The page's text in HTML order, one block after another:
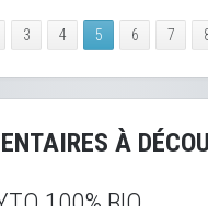
3 4 5 6 7
À